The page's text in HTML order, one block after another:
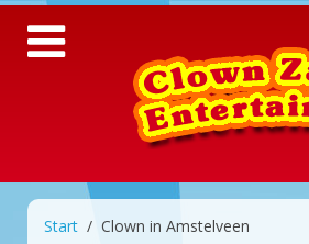
Start Clown in Amstelveen